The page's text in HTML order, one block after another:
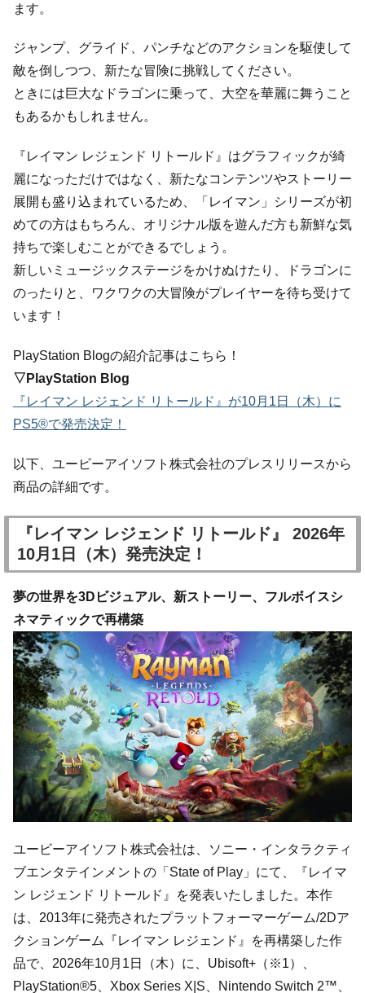
ます。
ジャンプ、グライド、パンチなどのアクションを駆使して
敵を倒しつつ、新たな冒険に挑戦してください。
ときには巨大なドラゴンに乗って、大空を華麗に舞うこと
もあるかもしれません。
『レイマン レジェンド リトールド』はグラフィックが綺
麗になっただけではなく、新たなコンテンツやストーリー
展開も盛り込まれているため、「レイマン」シリーズが初
めての方はもちろん、オリジナル版を遊んだ方も新鮮な気
持ちで楽しむことができるでしょう。
新しいミュージックステージをかけぬけたり、ドラゴンに
のったりと、ワクワクの大冒険がプレイヤーを待ち受けて
います！
PlayStation Blogの紹介記事はこちら！
▽PlayStation Blog
『レイマン レジェンド リトールド』が10月1日（木）に
PS5®で発売決定！
以下、ユービーアイソフト株式会社のプレスリリースから
商品の詳細です。
『レイマン レジェンド リトールド』 2026年
10月1日（木）発売決定！
夢の世界を3Dビジュアル、新ストーリー、フルボイスシ
ネマティックで再構築
ユービーアイソフト株式会社は、ソニー・インタラクティ
ブエンタテインメントの「State of Play」にて、『レイマ
ン レジェンド リトールド』を発表いたしました。本作
は、2013年に発売されたプラットフォーマーゲーム/2Dア
クションゲーム『レイマン レジェンド』を再構築した作
品で、2026年10月1日（木）に、Ubisoft+（※1）、
PlayStation®5、Xbox Series X|S、Nintendo Switch 2™、